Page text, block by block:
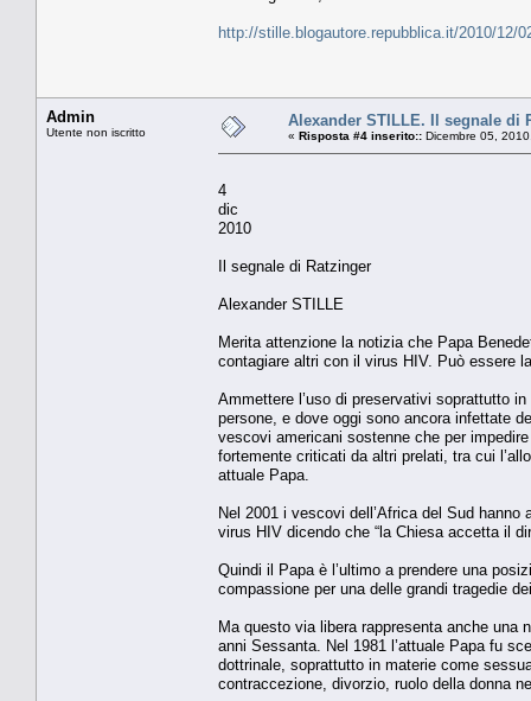
http://stille.blogautore.repubblica.it/2010/12/
Admin
Utente non iscritto
Alexander STILLE. Il segnale di
« Risposta #4 inserito:: Dicembre 05,
4
dic
2010
Il segnale di Ratzinger
Alexander STILLE
Merita attenzione la notizia che Papa
contagiare altri con il virus HIV. Può essere
Ammettere l’uso di preservativi soprattutto
persone, e dove oggi sono ancora infettate
vescovi americani sostenne che per
fortemente criticati da altri prelati, tra cui
attuale Papa.
Nel 2001 i vescovi dell’Africa del Sud
virus HIV dicendo che “la Chiesa accetta il
Quindi il Papa è l’ultimo a prendere una
compassione per una delle grandi tragedie
Ma questo via libera rappresenta anche una
anni Sessanta. Nel 1981 l’attuale Papa fu
dottrinale, soprattutto in materie come
contraccezione, divorzio, ruolo della donna